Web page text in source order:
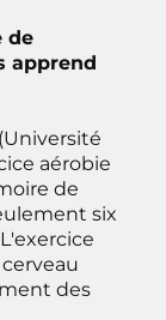
de
apprend
aérobie
de
six
des